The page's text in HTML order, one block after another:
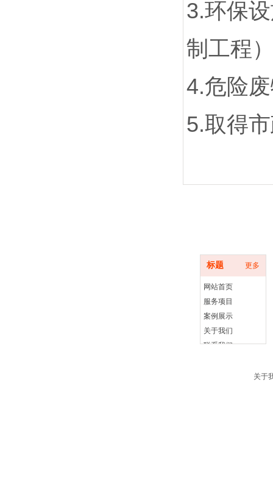
3.环保
制工程
4.危险
5.取得
标题 更多
网站首页
服务项目
案例展示
关于我们
联系我们
关于